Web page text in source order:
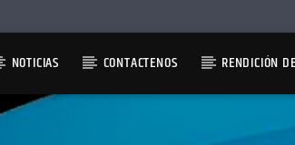
NOTICIAS CONTACTENOS RENDICIÓN